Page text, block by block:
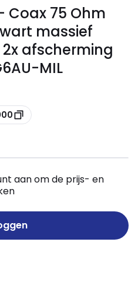
- Coax 75 Ohm
massief
afscherming
MIL
aan om de prijs- en